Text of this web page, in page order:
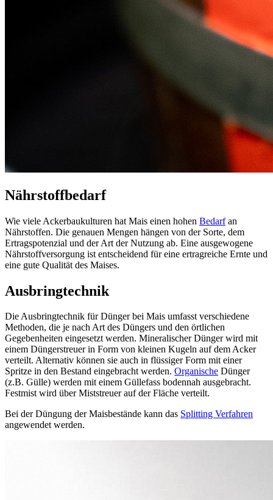
Nährstoffbedarf
Wie viele Ackerbaukulturen hat Mais einen hohen Bedarfan
Nährstoffen. Die genauen Mengen hängen von der Sorte, dem
Ertragspotenzial und der Art der Nutzung ab. Eine ausgewogene
Nährstoffversorgung ist entscheidend für eine ertragreiche Ernte und
eine gute Qualität des Maises.
Ausbringtechnik
Die Ausbringtechnik für Dünger bei Mais umfasst verschiedene
Methoden, die je nach Art des Düngers und den örtlichen
Gegebenheiten eingesetzt werden. Mineralischer Dünger wird mit
einem Düngerstreuer in Form von kleinen Kugeln auf dem Acker
verteilt. Alternativ können sie auch in flüssiger Form mit einer
Spritze in den Bestand eingebracht werden. Organische Dünger
(z.B. Gülle) werden mit einem Güllefass bodennah ausgebracht.
Festmist wird über Miststreuer auf der Fläche verteilt.
Bei der Düngung der Maisbestände kann das Splitting Verfahren
angewendet werden.